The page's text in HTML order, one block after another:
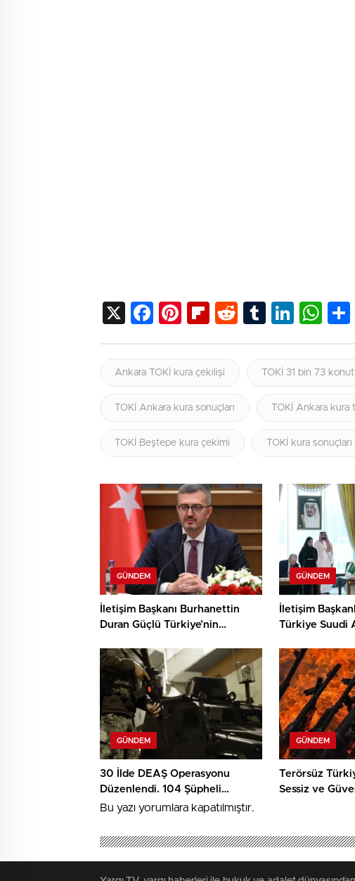
X Facebook
Pinterest
Flipboard
RedditTumblr
Ankara TOKİ kura çekilişi TOKİ 31 bin 73 konut
TOKİ Ankara kura sonuçları TOKİ Ankara kura
TOKİ Beştepe kura çekimi TOKİ kura sonuçları
GÜNDEM
İletişim Başkanı Burhanettin
Duran Güçlü Türkiye’nin
Suudi Arabistan ve Pakistan
Mekke Anlaşması İmzaladı.
GÜNDEM
İletişim
Türkiye Suudi
Anlaşması
GÜNDEM
30 İlde DEAŞ Operasyonu
Düzenlendi. 104 Şüpheli
Gözaltına Alındı
GÜNDEM
Terörsüz
Sessiz ve
Bu yazı yorumlara kapatılmıştır.